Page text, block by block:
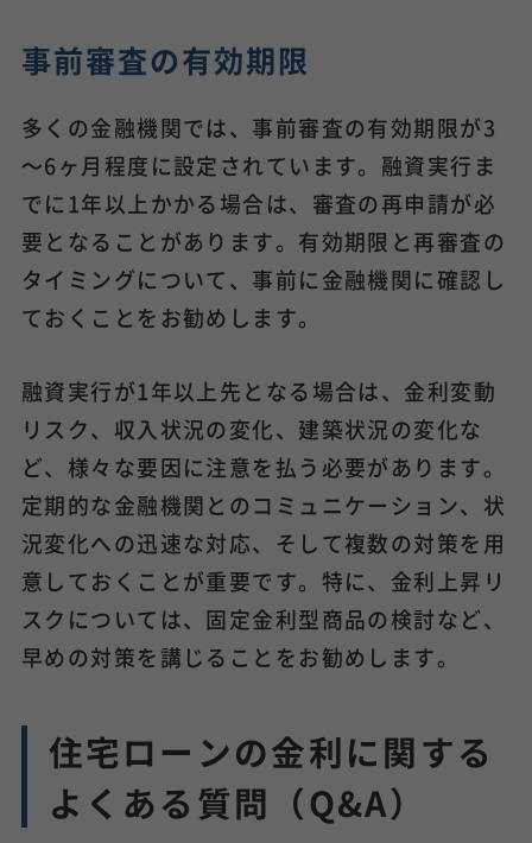
事前審査の有効期限
多くの金融機関では、事前審査の有効期限が3
～6ヶ月程度に設定されています。融資実行ま
でに1年以上かかる場合は、審査の再申請が必
要となることがあります。有効期限と再審査の
タイミングについて、事前に金融機関に確認し
ておくことをお勧めします。
融資実行が1年以上先となる場合は、金利変動
リスク、収入状況の変化、建築状況の変化な
ど、様々な要因に注意を払う必要があります。
定期的な金融機関とのコミュニケーション、状
況変化への迅速な対応、そして複数の対策を用
意しておくことが重要です。特に、金利上昇リ
スクについては、固定金利型商品の検討など、
早めの対策を講じることをお勧めします。
住宅ローンの金利に関する
よくある質問（Q&A）